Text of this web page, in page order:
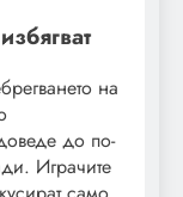
на
до по-
Играчите